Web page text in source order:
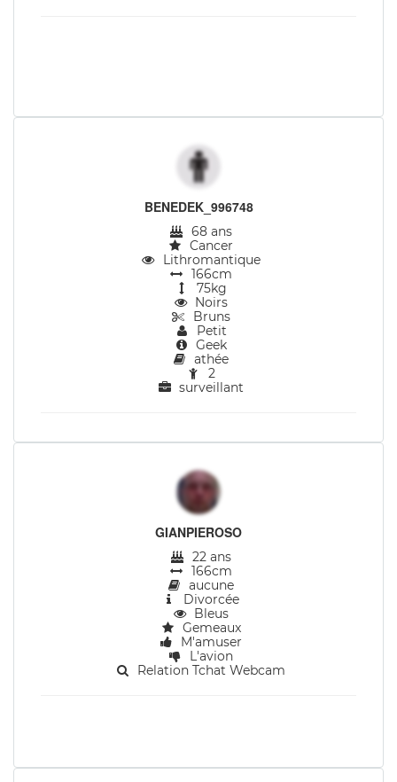
BENEDEK_996748
68 ans
Cancer
Lithromantique
166cm
75kg
Noirs
Bruns
Petit
Geek
athée
2
surveillant
GIANPIEROSO
22 ans
166cm
aucune
Divorcée
Bleus
Gemeaux
M'amuser
L'avion
Relation Tchat Webcam